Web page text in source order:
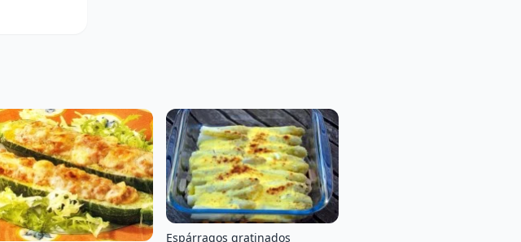
Espárragos gratinados